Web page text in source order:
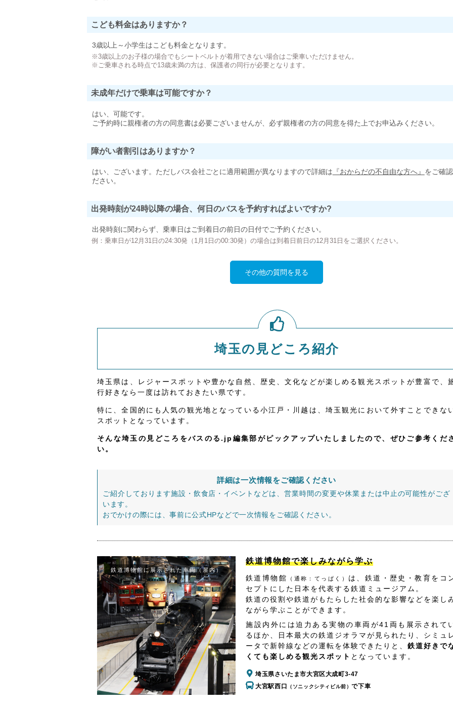
こども料金はありますか？
3歳以上～小学生はこども料金となります。
※3歳以上のお子様の場合でもシートベルトが着用できない場合はご乗車いただけません。
※ご乗車される時点で13歳未満の方は、保護者の同行が必要となります。
未成年だけで乗車は可能ですか？
はい、可能です。
ご予約時に親権者の方の同意書は必要ございませんが、必ず親権者の方の同意を得た上でお申込みください。
障がい者割引はありますか？
はい、ございます。ただしバス会社ごとに適用範囲が異なりますので詳細は 『おからだの不自由な方へ』 をご確
ださい。
出発時刻が24時以降の場合、何日のバスを予約すればよいですか?
出発時刻に関わらず、乗車日はご到着日の前日の日付でご予約ください。
例：乗車日が12月31日の24:30発（1月1日の00:30発）の場合は到着日前日の12月31日をご選択ください。
その他の質問を見る
埼玉の見どころ紹介
埼玉県は、レジャースポットや豊かな自然、歴史、文化などが楽しめる観光スポットが豊富で、
行好きなら一度は訪れておきたい県です。
特に、全国的にも人気の観光地となっている小江戸・川越は、埼玉観光において外すことできな
スポットとなっています。
そんな埼玉の見どころをバスのる.jp編集部がピックアップいたしましたので、ぜひご参考くだ
い。
詳細は一次情報をご確認ください
ご紹介しております施設・飲食店・イベントなどは、営業時間の変更や休業または中止の可能性がござ
います。
おでかけの際には、事前に公式HPなどで一次情報をご確認ください。
鉄道博物館に展示された車両（屋内）
鉄道博物館で楽しみながら学ぶ
鉄道博物館 （通称：てっぱく） は、鉄道・歴史・教育をコ
セプトにした日本を代表する鉄道ミュージアム。
鉄道の役割や鉄道がもたらした社会的な影響などを楽し
ながら学ぶことができます。
施設内外には迫力ある実物の車両が41両も展示されて
るほか、日本最大の鉄道ジオラマが見られたり、シミュ
ータで新幹線などの運転を体験できたりと、 鉄道好きで
くても楽しめる観光スポット となっています。
埼玉県さいたま市大宮区大成町3-47
大宮駅西口
（ソニックシティビル前）で下車